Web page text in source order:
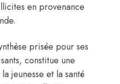
en provenance
prisée pour ses
constitue une
jeunesse et la santé